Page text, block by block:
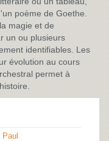
poème de Goethe.
magie et de
un ou plusieurs
identifiables. Les
évolution au cours
permet à
Paul